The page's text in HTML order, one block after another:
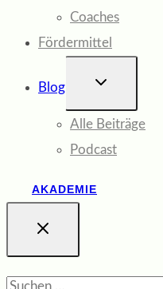
Coaches
Fördermittel
Blog
UNTERMENÜ
Alle Beiträge
Podcast
AKADEMIE